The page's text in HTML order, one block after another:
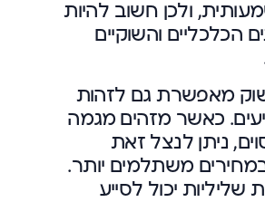
ולכן חשוב להיות
הכלכליים והשוקיים
מאפשרת גם לזהות
כאשר מזהים מגמה
ניתן לנצל זאת
משתלמים יותר.
שליליות יכול לסייע